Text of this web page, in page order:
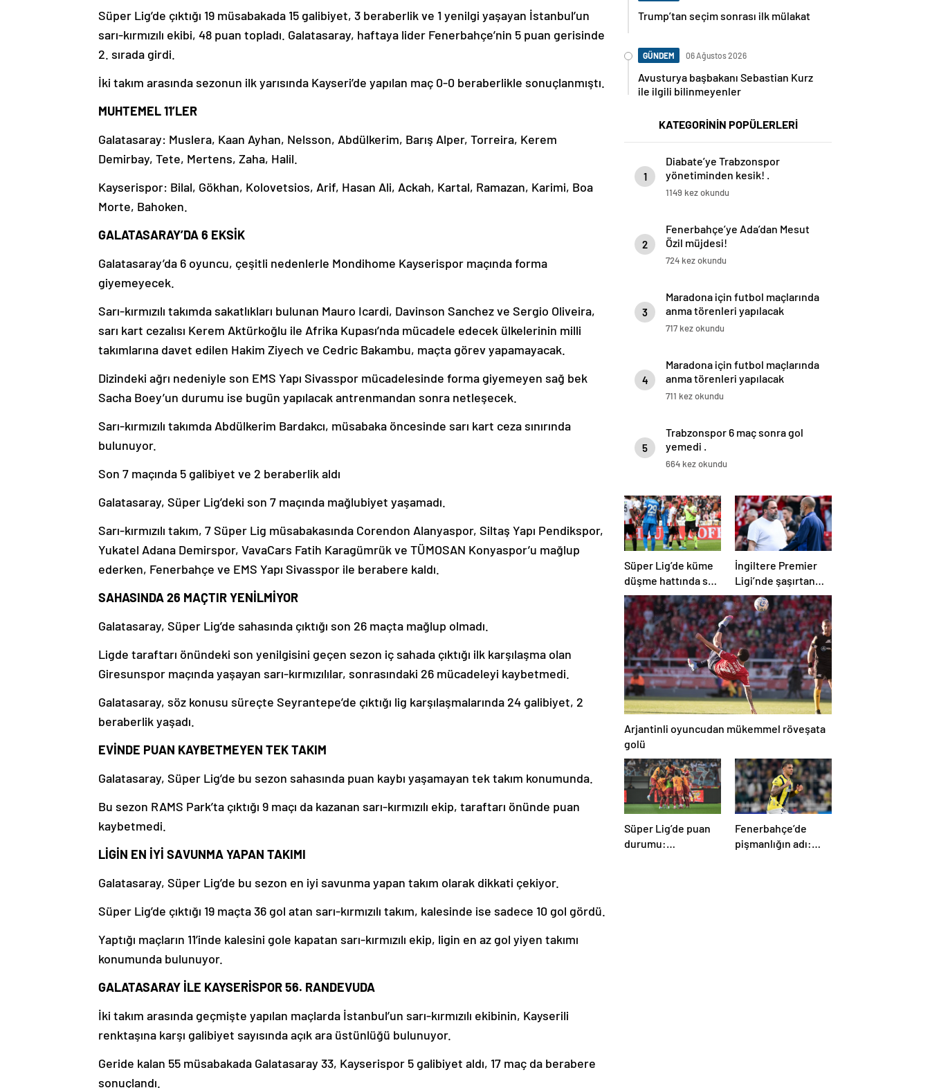
Süper Lig’de çıktığı 19 müsabakada 15 galibiyet, 3 beraberlik ve 1 yenilgi yaşayan İstanbul’un
sarı-kırmızılı ekibi, 48 puan topladı. Galatasaray, haftaya lider Fenerbahçe’nin 5 puan gerisinde
2. sırada girdi.
İki takım arasında sezonun ilk yarısında Kayseri’de yapılan maç 0-0 beraberlikle sonuçlanmıştı.
MUHTEMEL 11’LER
Galatasaray: Muslera, Kaan Ayhan, Nelsson, Abdülkerim, Barış Alper, Torreira, Kerem
Demirbay, Tete, Mertens, Zaha, Halil.
Kayserispor: Bilal, Gökhan, Kolovetsios, Arif, Hasan Ali, Ackah, Kartal, Ramazan, Karimi, Boa
Morte, Bahoken.
GALATASARAY’DA 6 EKSİK
Galatasaray’da 6 oyuncu, çeşitli nedenlerle Mondihome Kayserispor maçında forma
giyemeyecek.
Sarı-kırmızılı takımda sakatlıkları bulunan Mauro Icardi, Davinson Sanchez ve Sergio Oliveira,
sarı kart cezalısı Kerem Aktürkoğlu ile Afrika Kupası’nda mücadele edecek ülkelerinin milli
takımlarına davet edilen Hakim Ziyech ve Cedric Bakambu, maçta görev yapamayacak.
Dizindeki ağrı nedeniyle son EMS Yapı Sivasspor mücadelesinde forma giyemeyen sağ bek
Sacha Boey’un durumu ise bugün yapılacak antrenmandan sonra netleşecek.
Sarı-kırmızılı takımda Abdülkerim Bardakcı, müsabaka öncesinde sarı kart ceza sınırında
bulunuyor.
Son 7 maçında 5 galibiyet ve 2 beraberlik aldı
Galatasaray, Süper Lig’deki son 7 maçında mağlubiyet yaşamadı.
Sarı-kırmızılı takım, 7 Süper Lig müsabakasında Corendon Alanyaspor, Siltaş Yapı Pendikspor,
Yukatel Adana Demirspor, VavaCars Fatih Karagümrük ve TÜMOSAN Konyaspor’u mağlup
ederken, Fenerbahçe ve EMS Yapı Sivasspor ile berabere kaldı.
SAHASINDA 26 MAÇTIR YENİLMİYOR
Galatasaray, Süper Lig’de sahasında çıktığı son 26 maçta mağlup olmadı.
Ligde taraftarı önündeki son yenilgisini geçen sezon iç sahada çıktığı ilk karşılaşma olan
Giresunspor maçında yaşayan sarı-kırmızılılar, sonrasındaki 26 mücadeleyi kaybetmedi.
Galatasaray, söz konusu süreçte Seyrantepe’de çıktığı lig karşılaşmalarında 24 galibiyet, 2
beraberlik yaşadı.
EVİNDE PUAN KAYBETMEYEN TEK TAKIM
Galatasaray, Süper Lig’de bu sezon sahasında puan kaybı yaşamayan tek takım konumunda.
Bu sezon RAMS Park’ta çıktığı 9 maçı da kazanan sarı-kırmızılı ekip, taraftarı önünde puan
kaybetmedi.
LİGİN EN İYİ SAVUNMA YAPAN TAKIMI
Galatasaray, Süper Lig’de bu sezon en iyi savunma yapan takım olarak dikkati çekiyor.
Süper Lig’de çıktığı 19 maçta 36 gol atan sarı-kırmızılı takım, kalesinde ise sadece 10 gol gördü.
Yaptığı maçların 11’inde kalesini gole kapatan sarı-kırmızılı ekip, ligin en az gol yiyen takımı
konumunda bulunuyor.
GALATASARAY İLE KAYSERİSPOR 56. RANDEVUDA
İki takım arasında geçmişte yapılan maçlarda İstanbul’un sarı-kırmızılı ekibinin, Kayserili
renktaşına karşı galibiyet sayısında açık ara üstünlüğü bulunuyor.
Geride kalan 55 müsabakada Galatasaray 33, Kayserispor 5 galibiyet aldı, 17 maç da berabere
sonuçlandı.
Trump’tan seçim sonrası ilk mülakat
GÜNDEM 06 Ağustos 2026
Avusturya başbakanı Sebastian Kurz
ile ilgili bilinmeyenler
KATEGORİNİN POPÜLERLERİ
1
Diabate’ye Trabzonspor
yönetiminden kesik! .
1149 kez okundu
2
Fenerbahçe’ye Ada’dan Mesut
Özil müjdesi!
724 kez okundu
3
Maradona için futbol maçlarında
anma törenleri yapılacak
717 kez okundu
4
Maradona için futbol maçlarında
anma törenleri yapılacak
711 kez okundu
5
Trabzonspor 6 maç sonra gol
yemedi .
664 kez okundu
Süper Lig’de küme
düşme hattında son
durum
İngiltere Premier
Ligi’nde şaşırtan
olay: Başkan
sahada teknik
direktörle tartıştı
Arjantinli oyuncudan mükemmel röveşata
golü
Süper Lig’de puan
durumu:
Fenerbahçe’de
pişmanlığın adı: